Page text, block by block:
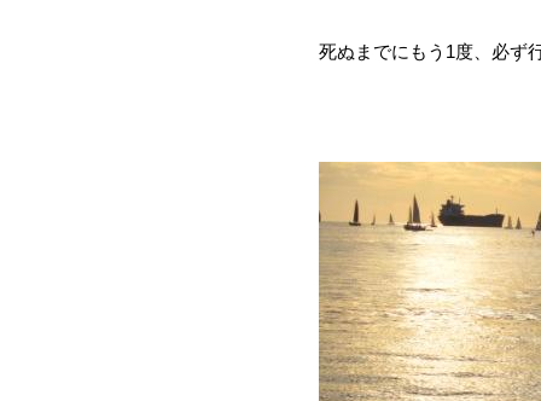
死ぬまでにもう1度、必ず